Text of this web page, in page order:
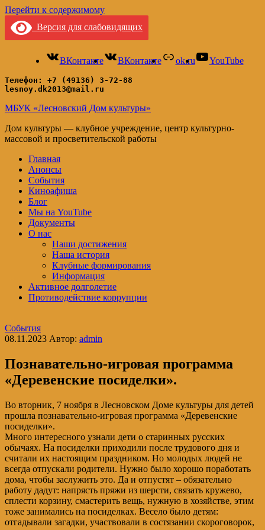
Перейти к содержимому
Версия для слабовидящих
ВКонтакте ВКонтакте ok.ru YouTube
Телефон: +7 (49136) 3-72-88
lesnoy.dk2013@mail.ru
МБУК «Лесновский Дом культуры»
Дом культуры — клубное учреждение, центр культурно-
массовой и просветительской работы
Главная
Анонсы
События
Киноафиша
Блог
Мы на YouTube
Документы
О нас
Наши достижения
Наша история
Клубные формирования
Информация
Активное долголетие
Противодействие коррупции
События
08.11.2023 Автор: admin
Познавательно-игровая программа
«Деревенские посиделки».
Во вторник, 7 ноября в Лесновском Доме культуры для детей
прошла познавательно-игровая программа «Деревенские
посиделки».
Много интересного узнали дети о старинных русских
обычаях. На посиделки приходили после трудового дня и
считали их настоящим праздником. Но молодых людей не
всегда отпускали родители. Нужно было хорошо поработать
дома, чтобы заслужить это. Да и отпустят – обязательно
работу дадут: напрясть пряжи из шерсти, связать кружево,
сплести корзину, смастерить вещь, нужную в хозяйстве, этим
тоже занимались на посиделках. Весело было детям:
отгадывали загадки, участвовали в состязании скороговорок,